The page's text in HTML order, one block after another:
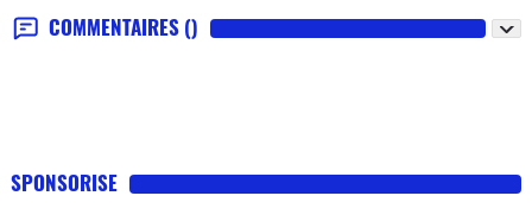
COMMENTAIRES ()
SPONSORISE